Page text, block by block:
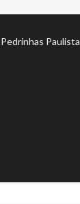
Pedrinhas Paulista